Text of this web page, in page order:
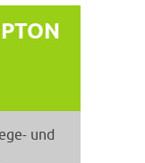
und